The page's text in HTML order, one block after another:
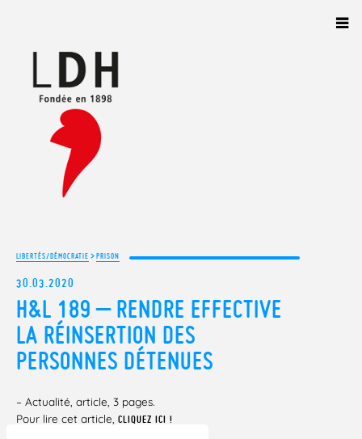
LIBERTÉS/DÉMOCRATIE >PRISON
30.03.2020
H&L 189 – RENDRE EFFECTIVE
LA RÉINSERTION DES
PERSONNES DÉTENUES
– Actualité, article, 3 pages.
Pour lire cet article, CLIQUEZ ICI !